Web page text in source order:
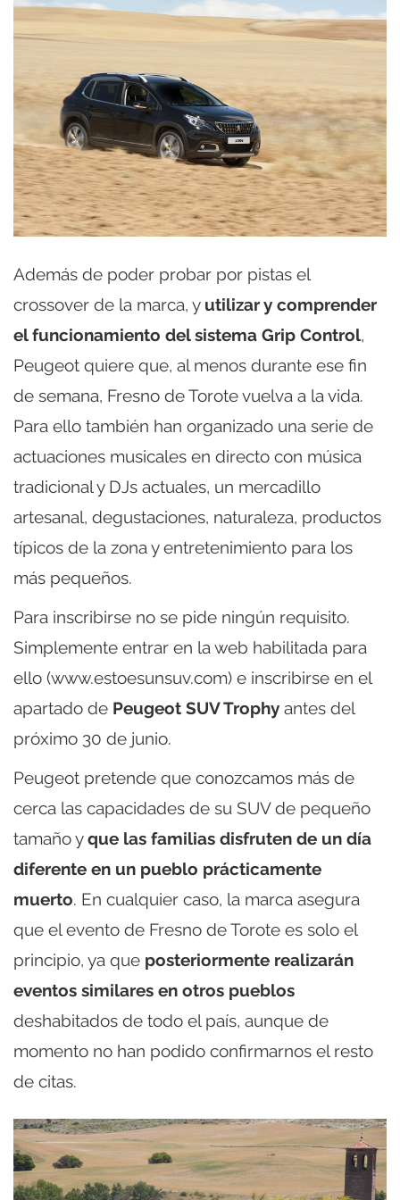
Además de poder probar por pistas el
crossover de la marca, y utilizar y comprender
el funcionamiento del sistema Grip Control,
Peugeot quiere que, al menos durante ese fin
de semana, Fresno de Torote vuelva a la vida.
Para ello también han organizado una serie de
actuaciones musicales en directo con música
tradicional y DJs actuales, un mercadillo
artesanal, degustaciones, naturaleza, productos
típicos de la zona y entretenimiento para los
más pequeños.
Para inscribirse no se pide ningún requisito.
Simplemente entrar en la web habilitada para
ello (www.estoesunsuv.com) e inscribirse en el
apartado de Peugeot SUV Trophy antes del
próximo 30 de junio.
Peugeot pretende que conozcamos más de
cerca las capacidades de su SUV de pequeño
tamaño yque las familias disfruten de un día
diferente en un pueblo prácticamente
muerto. En cualquier caso, la marca asegura
que el evento de Fresno de Torote es solo el
principio, ya que posteriormente realizarán
eventos similares en otros pueblos
deshabitados de todo el país, aunque de
momento no han podido confirmarnos el resto
de citas.